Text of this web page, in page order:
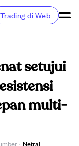
Trading di Web
setujui
multi-
· Netral